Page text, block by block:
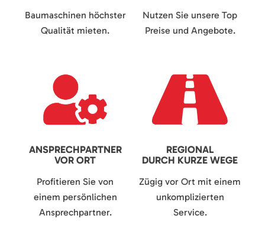
Baumaschinen höchster
Qualität mieten.
Nutzen Sie unsere Top
Preise und Angebote.
ANSPRECHPARTNER
VOR ORT
Profitieren Sie von
einem persönlichen
Ansprechpartner.
REGIONAL
DURCH KURZE WEGE
Zügig vor Ort mit einem
unkomplizierten
Service.